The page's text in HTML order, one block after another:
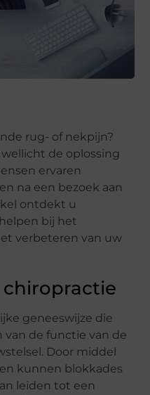
rug- of nekpijn?
wellicht de oplossing
ervaren
na een bezoek aan
ontdekt u
bij het
verbeteren van uw
chiropractie
geneeswijze die
de functie van de
Door middel
kunnen blokkades
leiden tot een